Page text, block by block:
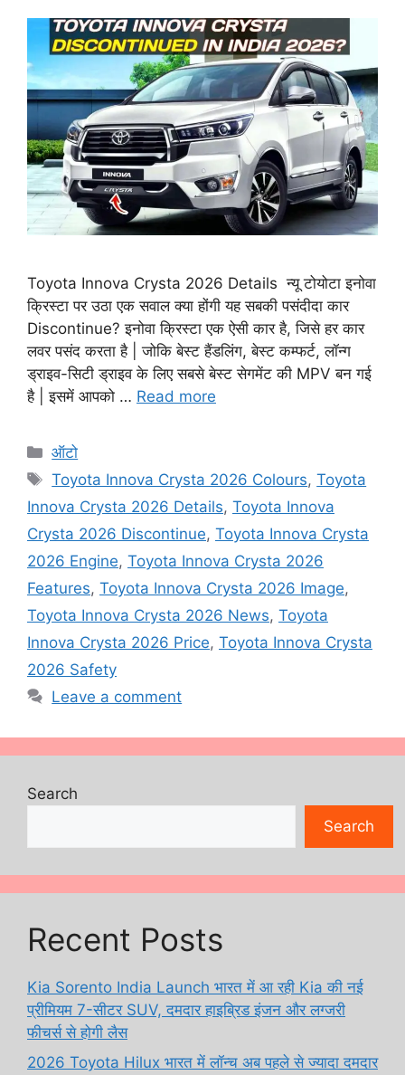
Toyota Innova Crysta 2026 Details न्यू टोयोटा इनोवा
क्रिस्टा पर उठा एक सवाल क्या होंगी यह सबकी पसंदीदा कार
Discontinue? इनोवा क्रिस्टा एक ऐसी कार है, जिसे हर कार
लवर पसंद करता है | जोकि बेस्ट हैंडलिंग, बेस्ट कम्फर्ट, लॉन्ग
ड्राइव-सिटी ड्राइव के लिए सबसे बेस्ट सेगमेंट की MPV बन गई
है | इसमें आपको … Read more
Categories
ऑटो
Tags
Toyota Innova Crysta 2026 Colours,Toyota
Innova Crysta 2026 Details, Toyota Innova
Crysta 2026 Discontinue, Toyota Innova Crysta
2026 Engine, Toyota Innova Crysta 2026
Features, Toyota Innova Crysta 2026 Image,
Toyota Innova Crysta 2026 News, Toyota
Innova Crysta 2026 Price, Toyota Innova Crysta
2026 Safety
Leave a comment
Search
Search
Recent Posts
Kia Sorento India Launch भारत में आ रही Kia की नई
प्रीमियम 7-सीटर SUV, दमदार हाइब्रिड इंजन और लग्जरी
फीचर्स से होगी लैस
2026 Toyota Hilux भारत में लॉन्च अब पहले से ज्यादा दमदार